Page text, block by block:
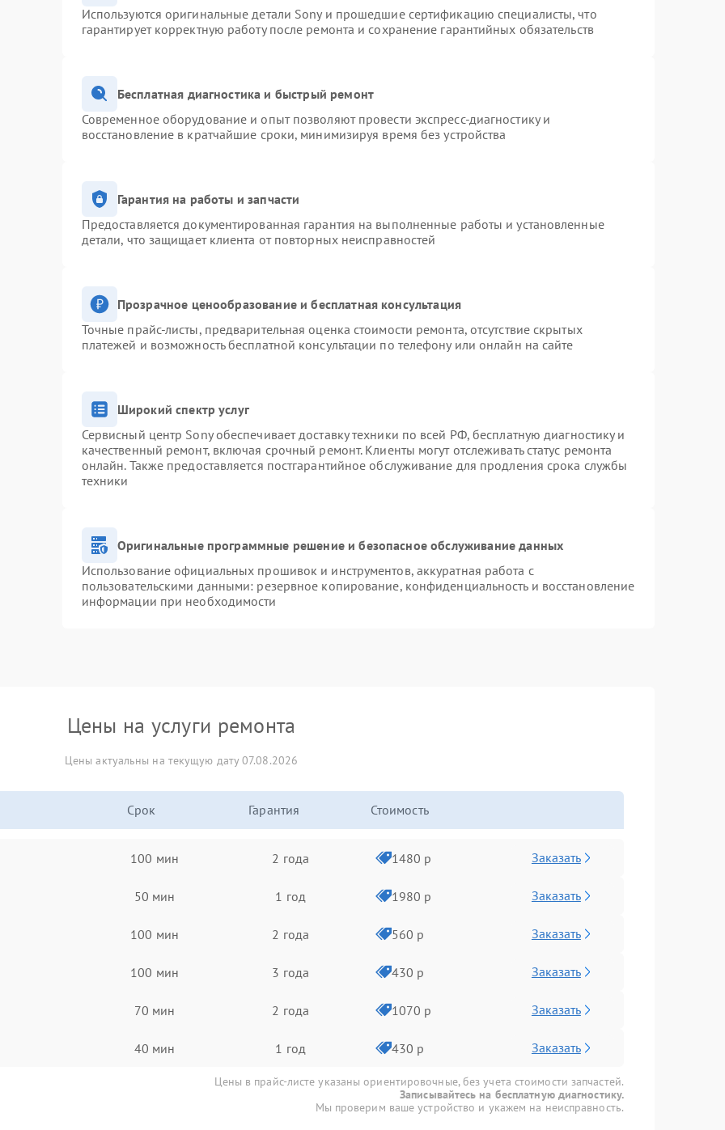
Используются оригинальные детали Sony и прошедшие сертификацию специалисты, что
гарантирует корректную работу после ремонта и сохранение гарантийных обязательств
Бесплатная диагностика и быстрый ремонт
Современное оборудование и опыт позволяют провести экспресс-диагностику и
восстановление в кратчайшие сроки, минимизируя время без устройства
Гарантия на работы и запчасти
Предоставляется документированная гарантия на выполненные работы и установленные
детали, что защищает клиента от повторных неисправностей
Прозрачное ценообразование и бесплатная консультация
Точные прайс-листы, предварительная оценка стоимости ремонта, отсутствие скрытых
платежей и возможность бесплатной консультации по телефону или онлайн на сайте
Широкий спектр услуг
Сервисный центр Sony обеспечивает доставку техники по всей РФ, бесплатную диагностику и
качественный ремонт, включая срочный ремонт. Клиенты могут отслеживать статус ремонта
онлайн. Также предоставляется постгарантийное обслуживание для продления срока службы
техники
Оригинальные программные решение и безопасное обслуживание данных
Использование официальных прошивок и инструментов, аккуратная работа с
пользовательскими данными: резервное копирование, конфиденциальность и восстановление
информации при необходимости
Цены на услуги ремонта
Цены актуальны на текущую дату 07.08.2026
Срок Гарантия Стоимость
100 мин 2 года 1480 р Заказать
50 мин 1 год 1980 р Заказать
100 мин 2 года 560 р Заказать
100 мин 3 года 430 р Заказать
70 мин 2 года 1070 р Заказать
40 мин 1 год 430 р Заказать
Цены в прайс-листе указаны ориентировочные, без учета стоимости запчастей.
Записывайтесь на бесплатную диагностику.
Мы проверим ваше устройство и укажем на неисправность.